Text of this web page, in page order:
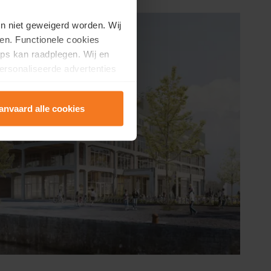
niet geweigerd worden. Wij
Functionele cookies
kan raadplegen. Wij en
advertenties
alle cookies